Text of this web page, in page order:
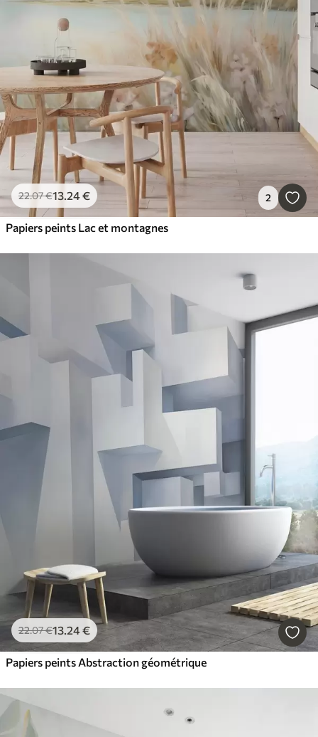
22.07€13.24€ 2
Papiers peints Lac et montagnes
22.07€13.24€
Papiers peints Abstraction géométrique